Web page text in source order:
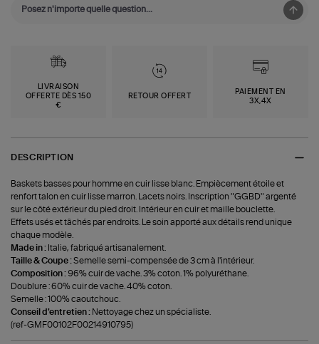
LIVRAISON
OFFERTE DÈS 150
€
RETOUR OFFERT
PAIEMENT EN
3X,4X
DESCRIPTION
Baskets basses pour homme en cuir lisse blanc. Empiècement étoile et
renfort talon en cuir lisse marron. Lacets noirs. Inscription "GGBD" argenté
sur le côté extérieur du pied droit. Intérieur en cuir et maille bouclette.
Effets usés et tâchés par endroits. Le soin apporté aux détails rend unique
chaque modèle.
Made in : Italie, fabriqué artisanalement.
Taille & Coupe :Semelle semi-compensée de 3 cm à l'intérieur.
Composition : 96% cuir de vache. 3% coton. 1% polyuréthane.
Doublure : 60% cuir de vache. 40% coton.
Semelle : 100% caoutchouc.
Conseil d'entretien : Nettoyage chez un spécialiste.
(ref-GMF00102F00214910795)